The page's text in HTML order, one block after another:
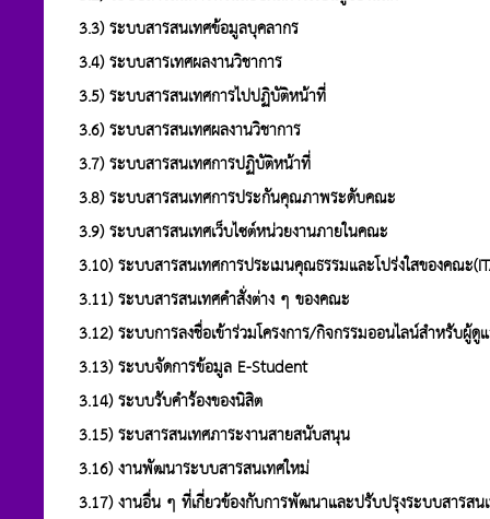
3.3) ระบบสารสนเทศข้อมูลบุคลากร
3.4) ระบบสารเทศผลงานวิชาการ
3.5) ระบบสารสนเทศการไปปฏิบัติหน้าที่
3.6) ระบบสารสนเทศผลงานวิชาการ
3.7) ระบบสารสนเทศการปฏิบัติหน้าที่
3.8) ระบบสารสนเทศการประกันคุณภาพระดับคณะ
3.9) ระบบสารสนเทศเว็บไซต์หน่วยงานภายในคณะ
3.10) ระบบสารสนเทศการประเมนคุณธรรมและโปร่งใสของคณะ
3.11) ระบบสารสนเทศคำสั่งต่าง ๆ ของคณะ
3.12) ระบบการลงชื่อเข้าร่วมโครงการ/กิจกรรมออนไลน์สำหรับผู้ดู
3.13) ระบบจัดการข้อมูล E-Student
3.14) ระบบรับคำร้องของนิสิต
3.15) ระบสารสนเทศภาระงานสายสนับสนุน
3.16) งานพัฒนาระบบสารสนเทศใหม่
3.17) งานอื่น ๆ ที่เกี่ยวข้องกับการพัฒนาและปรับปรุงระบบสารสน